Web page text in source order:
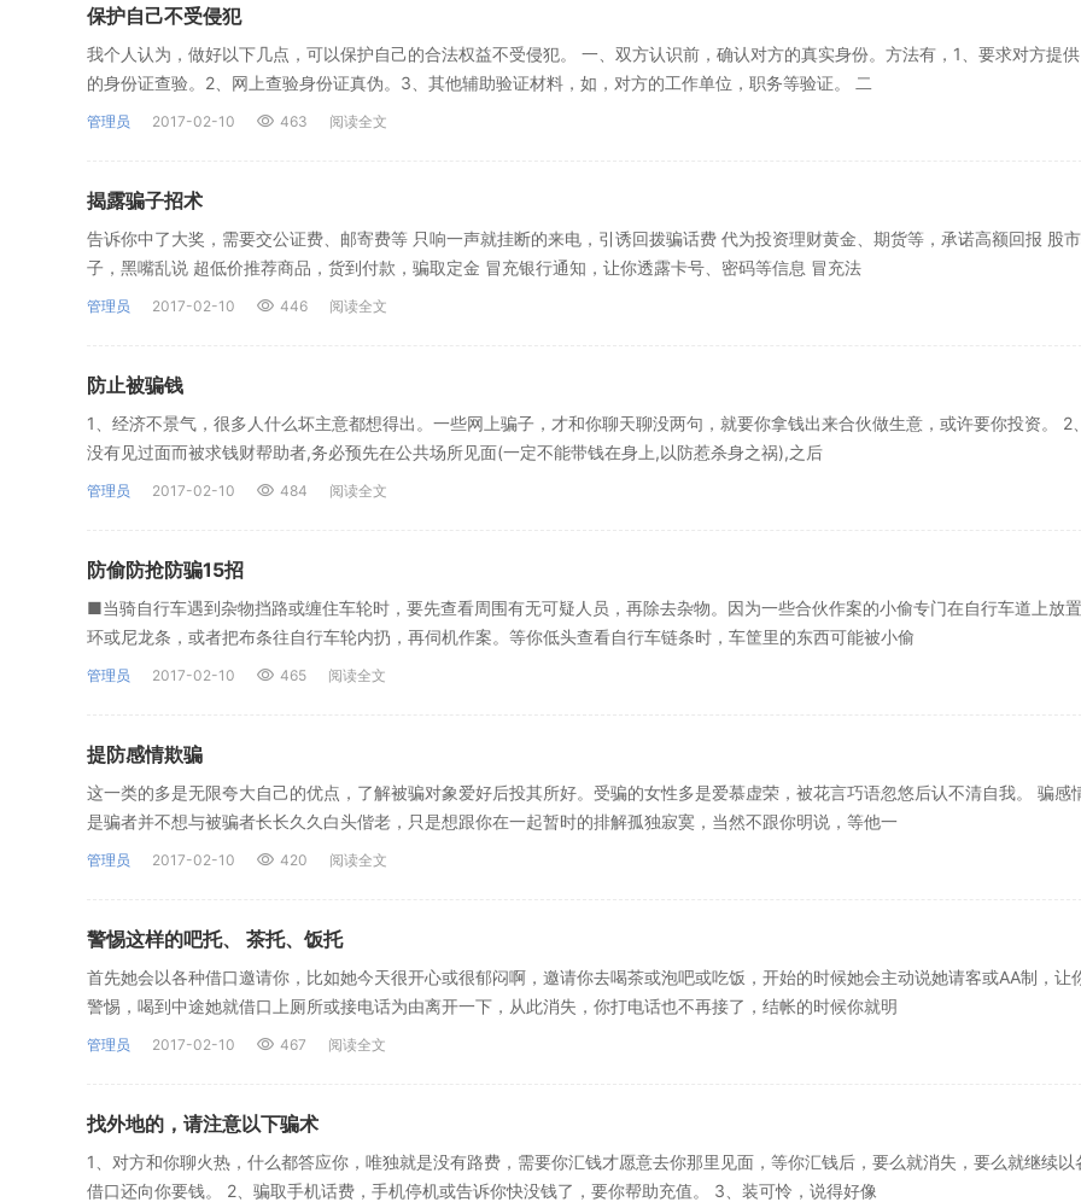
保护自己不受侵犯
我个人认为，做好以下几点，可以保护自己的合法权益不受侵犯。 一、双方认识前，确认对方的真实身份。方法有，1、要求对方提
的身份证查验。2、网上查验身份证真伪。3、其他辅助验证材料，如，对方的工作单位，职务等验证。 二
管理员 2017-02-10 463 阅读全文
揭露骗子招术
告诉你中了大奖，需要交公证费、邮寄费等 只响一声就挂断的来电，引诱回拨骗话费 代为投资理财黄金、期货等，承诺高额回报 股
子，黑嘴乱说 超低价推荐商品，货到付款，骗取定金 冒充银行通知，让你透露卡号、密码等信息 冒充法
管理员 2017-02-10 446 阅读全文
防止被骗钱
1、经济不景气，很多人什么坏主意都想得出。一些网上骗子，才和你聊天聊没两句，就要你拿钱出来合伙做生意，或许要你投资。 2
没有见过面而被求钱财帮助者,务必预先在公共场所见面(一定不能带钱在身上,以防惹杀身之祸),之后
管理员 2017-02-10 484 阅读全文
防偷防抢防骗15招
■当骑自行车遇到杂物挡路或缠住车轮时，要先查看周围有无可疑人员，再除去杂物。因为一些合伙作案的小偷专门在自行车道上放
环或尼龙条，或者把布条往自行车轮内扔，再伺机作案。等你低头查看自行车链条时，车筐里的东西可能被小偷
管理员 2017-02-10 465 阅读全文
提防感情欺骗
这一类的多是无限夸大自己的优点，了解被骗对象爱好后投其所好。受骗的女性多是爱慕虚荣，被花言巧语忽悠后认不清自我。 骗感
是骗者并不想与被骗者长长久久白头偕老，只是想跟你在一起暂时的排解孤独寂寞，当然不跟你明说，等他一
管理员 2017-02-10 420 阅读全文
警惕这样的吧托、 茶托、饭托
首先她会以各种借口邀请你，比如她今天很开心或很郁闷啊，邀请你去喝茶或泡吧或吃饭，开始的时候她会主动说她请客或AA制，让
警惕，喝到中途她就借口上厕所或接电话为由离开一下，从此消失，你打电话也不再接了，结帐的时候你就明
管理员 2017-02-10 467 阅读全文
找外地的，请注意以下骗术
1、对方和你聊火热，什么都答应你，唯独就是没有路费，需要你汇钱才愿意去你那里见面，等你汇钱后，要么就消失，要么就继续以
借口还向你要钱。 2、骗取手机话费，手机停机或告诉你快没钱了，要你帮助充值。 3、装可怜，说得好像